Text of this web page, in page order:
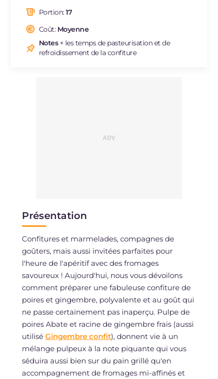
SodiumPortion:17
Coût: Moyenne
Notes+ les temps de pasteurisation et de
refroidissement de la confiture
Présentation
Confitures et marmelades, compagnes de
goûters, mais aussi invitées parfaites pour
l'heure de l'apéritif avec des fromages
savoureux ! Aujourd'hui, nous vous dévoilons
comment préparer une fabuleuse confiture de
poires et gingembre, polyvalente et au goût qui
ne passe certainement pas inaperçu. Pulpe de
poires Abate et racine de gingembre frais (aussi
utilisé Gingembre confit), donnent vie à un
mélange pulpeux à la note piquante qui vous
séduira aussi bien sur du pain grillé qu'en
accompagnement de fromages mi-affinés et